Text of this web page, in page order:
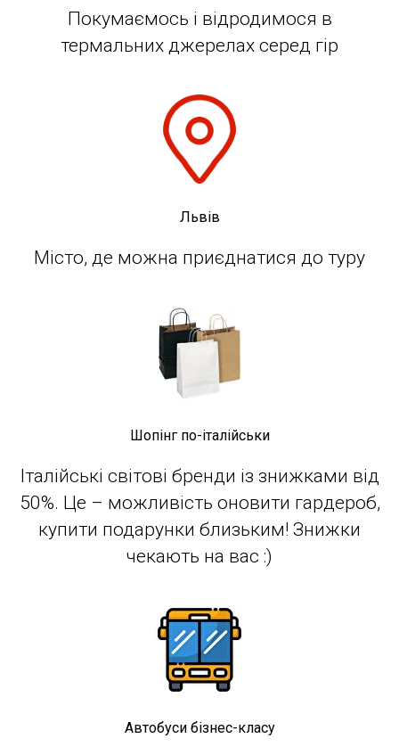
Покумаємось і відродимося в
термальних джерелах серед гір
Львів
Місто, де можна приєднатися до туру
Шопінг по-італійськи
Італійські світові бренди із знижками від
50%. Це – можливість оновити гардероб,
купити подарунки близьким! Знижки
чекають на вас :)
Автобуси бізнес-класу